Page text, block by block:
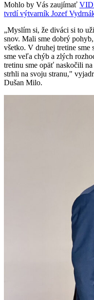
Mohlo by Vás zaujímať
tvrdí výtvarník Jozef
„Myslím si, že diváci si to
snov. Mali sme dobrý
všetko. V druhej tretine sme
sme veľa chýb a zlých
tretinu sme opäť naskočili
strhli na svoju stranu,"
Dušan Milo.